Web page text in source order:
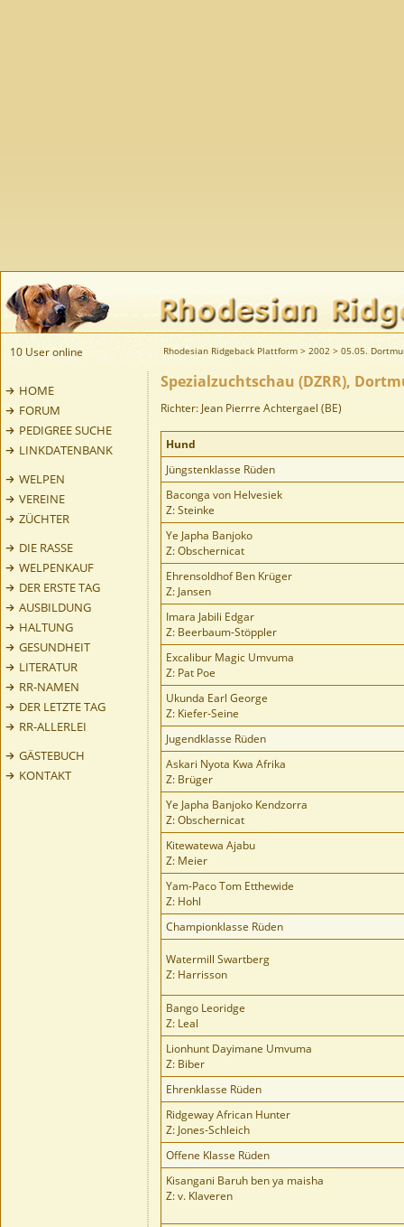
10 User online Rhodesian Ridgeback Plattform > 2002 > 05.05.
HOME
FORUM
PEDIGREE SUCHE
LINKDATENBANK
WELPEN
VEREINE
ZÜCHTER
DIE RASSE
WELPENKAUF
DER ERSTE TAG
AUSBILDUNG
HALTUNG
GESUNDHEIT
LITERATUR
RR-NAMEN
DER LETZTE TAG
RR-ALLERLEI
GÄSTEBUCH
KONTAKT
Spezialzuchtschau (DZRR),
Richter: Jean Pierrre Achtergael (BE)
Hund
Jüngstenklasse Rüden
Baconga von Helvesiek
Z: Steinke
Ye Japha Banjoko
Z: Obschernicat
Ehrensoldhof Ben Krüger
Z: Jansen
Imara Jabili Edgar
Z: Beerbaum-Stöppler
Excalibur Magic Umvuma
Z: Pat Poe
Ukunda Earl George
Z: Kiefer-Seine
Jugendklasse Rüden
Askari Nyota Kwa Afrika
Z: Brüger
Ye Japha Banjoko Kendzorra
Z: Obschernicat
Kitewatewa Ajabu
Z: Meier
Yam-Paco Tom Etthewide
Z: Hohl
Championklasse Rüden
Watermill Swartberg
Z: Harrisson
Bango Leoridge
Z: Leal
Lionhunt Dayimane Umvuma
Z: Biber
Ehrenklasse Rüden
Ridgeway African Hunter
Z: Jones-Schleich
Offene Klasse Rüden
Kisangani Baruh ben ya maisha
Z: v. Klaveren